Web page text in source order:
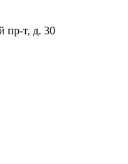
пр-т, д. 30